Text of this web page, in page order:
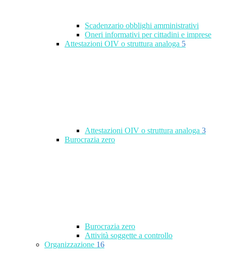
Scadenzario obblighi amministrativi
Oneri informativi per cittadini e imprese
Attestazioni OIV o struttura analoga 5
Attestazioni OIV o struttura analoga 3
Burocrazia zero
Burocrazia zero
Attività soggette a controllo
Organizzazione 16